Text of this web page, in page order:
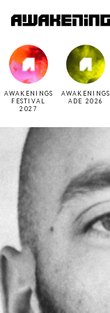
AWAKENINGS
FESTIVAL
2027
AWAKENINGS
ADE 2026